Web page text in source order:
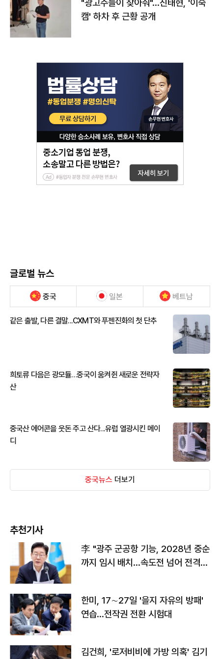
"광고주들이 찾아줘"…진태현, '이숙
캠' 하차 후 근황 공개
글로벌 뉴스
중국 일본 베트남
같은 출발, 다른 결말...CXMT와 푸젠진화의 첫 단추
희토류 다음은 광모듈…중국이 움켜쥔 새로운 전략자
산
중국산 에어콘을 웃돈 주고 산다...유럽 열광시킨 메이
디
중국뉴스 더보기
추천기사
李 "광주 군공항 기능, 2028년 중순
까지 임시 배치…속도전 넘어 전격
한미, 17∼27일 '을지 자유의 방패'
연습…전작권 전환 시험대
김건희, '로저비비에 가방 의혹' 김기